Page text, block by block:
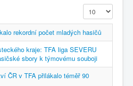
Zobrazit
rekordní počet mladých hasičů
kraje: TFA liga SEVERU
sbory k týmovému souboji
ČR v TFA přilákalo téměř 90